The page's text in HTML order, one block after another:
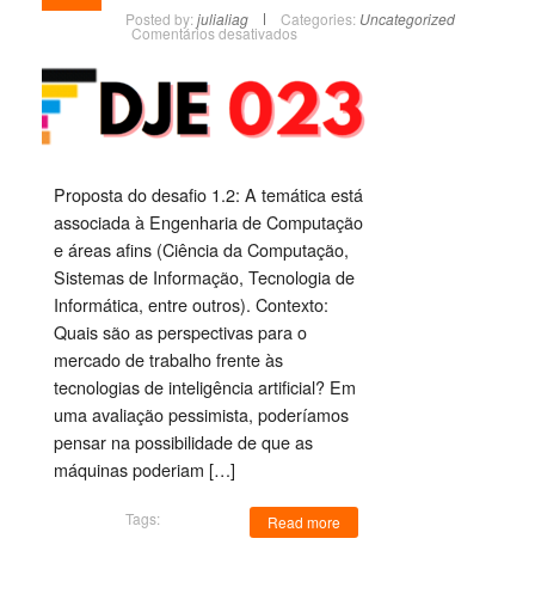
Posted by: julialiag Categories: Uncategorized
Comentários desativados
Proposta do desafio 1.2: A temática está
associada à Engenharia de Computação
e áreas afins (Ciência da Computação,
Sistemas de Informação, Tecnologia de
Informática, entre outros). Contexto:
Quais são as perspectivas para o
mercado de trabalho frente às
tecnologias de inteligência artificial? Em
uma avaliação pessimista, poderíamos
pensar na possibilidade de que as
máquinas poderiam […]
Read more
Tags: